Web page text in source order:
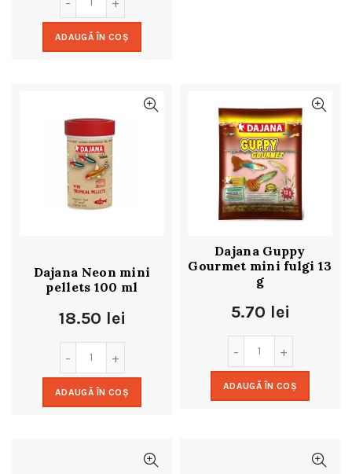
ADAUGĂ ÎN COȘ
Dajana Neon mini
pellets 100 ml
18.50 lei
ADAUGĂ ÎN COȘ
Dajana Guppy
Gourmet mini fulgi 13
g
5.70 lei
ADAUGĂ ÎN COȘ